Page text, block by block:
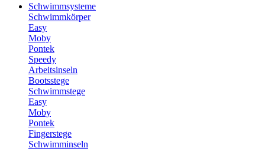
Schwimmsysteme
Schwimmkörper
Easy
Moby
Pontek
Speedy
Arbeitsinseln
Bootsstege
Schwimmstege
Easy
Moby
Pontek
Fingerstege
Schwimminseln